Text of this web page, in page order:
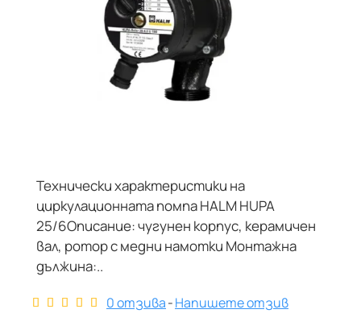
Технически характеристики на
циркулационната помпа HALM HUPA
25/6Описание: чугунен корпус, керамичен
вал, ротор с медни намотки Монтажна
дължина:..
0 отзива-Напишете отзив